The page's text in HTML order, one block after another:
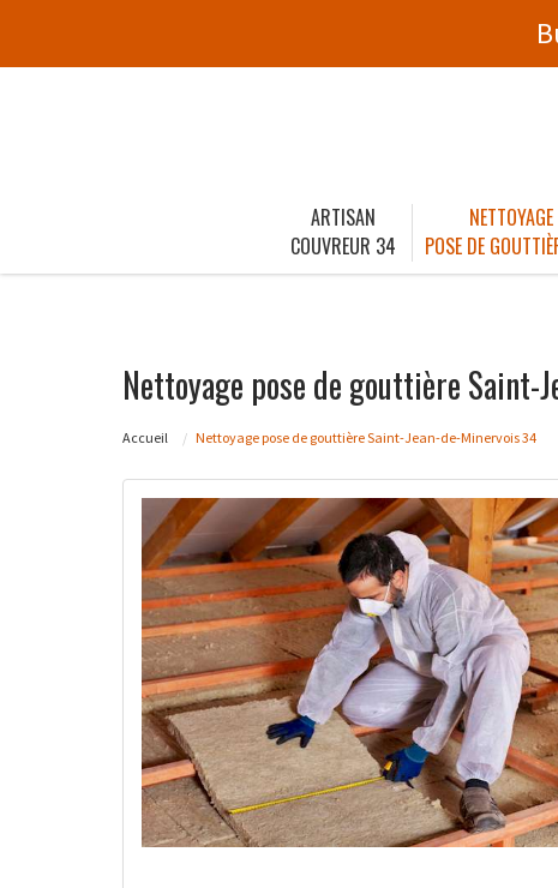
ARTISAN
COUVREUR 34
NETTOYAGE
POSE DE
Nettoyage pose de gouttière Saint-
Accueil Nettoyage pose de gouttière Saint-Jean-de-Minervois 34